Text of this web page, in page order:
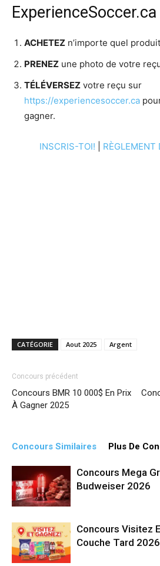
ExperienceSoccer.ca
ACHETEZ n’importe quel
PRENEZ une photo de votre
TÉLÉVERSEZ votre reçu sur
https://experiencesoccer.ca
gagner.
INSCRIS-TOI! RÈGLEMENT
CATÉGORIE Aout 2025 Argent
Concours précédent
Concours BMR 10 000$ En Prix
À Gagner 2025
Concours Similaires Plus De
Concours Mega
Budweiser 2026
Concours Visitez
Couche Tard 2026